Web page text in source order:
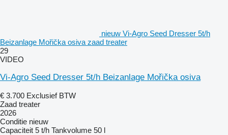
nieuw Vi-Agro Seed Dresser 5t/h
Beizanlage Mořička osiva zaad treater
29
VIDEO
Vi-Agro Seed Dresser 5t/h Beizanlage Mořička osiva
€ 3.700 Exclusief BTW
Zaad treater
2026
Conditie nieuw
Capaciteit 5 t/h Tankvolume 50 l